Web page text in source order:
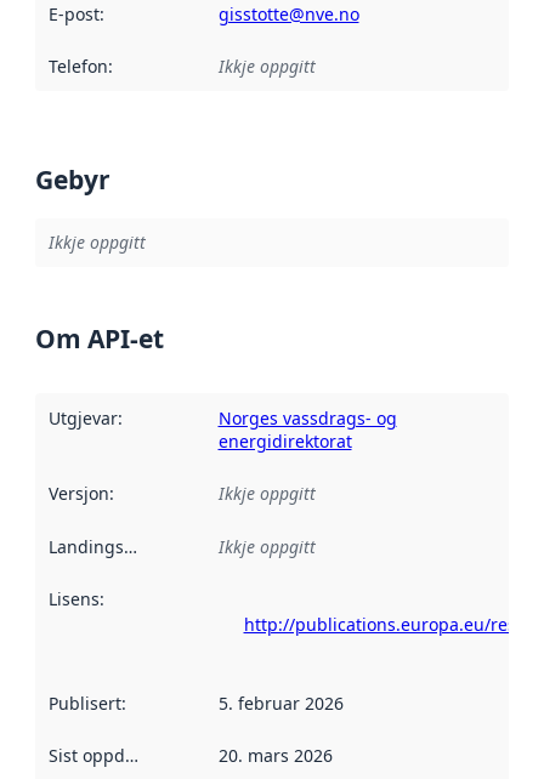
E-post: gisstotte@nve.no
Telefon: Ikkje oppgitt
Gebyr
Ikkje oppgitt
Om API-et
Utgjevar:
Norges vassdrags- og
energidirektorat
Versjon: Ikkje oppgitt
Landingsside Ikkje oppgitt
Lisens:
http://publications.europa.eu/
Publisert: 5. februar 2026
Sist oppdatert 20. mars 2026